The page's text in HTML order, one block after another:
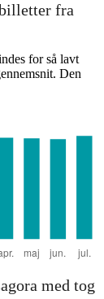
fra
for så lavt
Den
med tog